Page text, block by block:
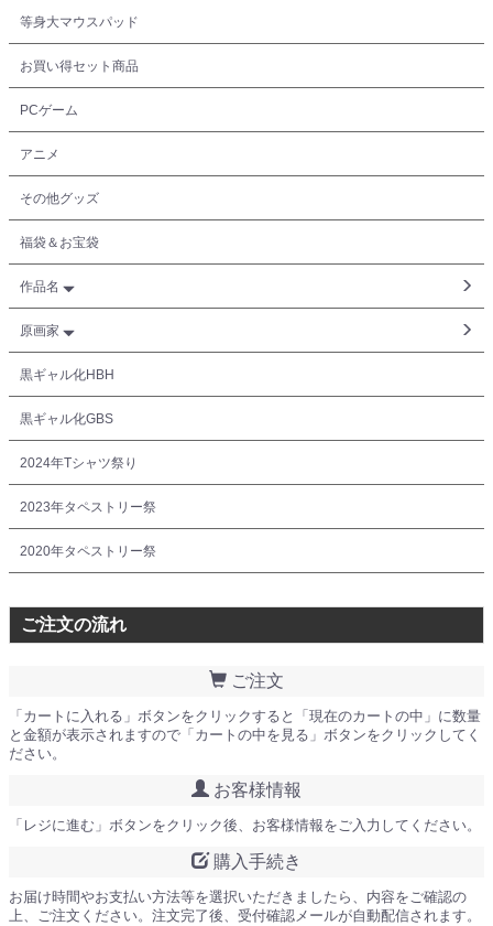
等身大マウスパッド
お買い得セット商品
PCゲーム
アニメ
その他グッズ
福袋＆お宝袋
作品名
原画家
黒ギャル化HBH
黒ギャル化GBS
2024年Tシャツ祭り
2023年タペストリー祭
2020年タペストリー祭
ご注文の流れ
ご注文
「カートに入れる」ボタンをクリックすると「現在のカートの中」に数量
と金額が表示されますので「カートの中を見る」ボタンをクリックしてく
ださい。
お客様情報
「レジに進む」ボタンをクリック後、お客様情報をご入力してください。
購入手続き
お届け時間やお支払い方法等を選択いただきましたら、内容をご確認の
上、ご注文ください。注文完了後、受付確認メールが自動配信されます。